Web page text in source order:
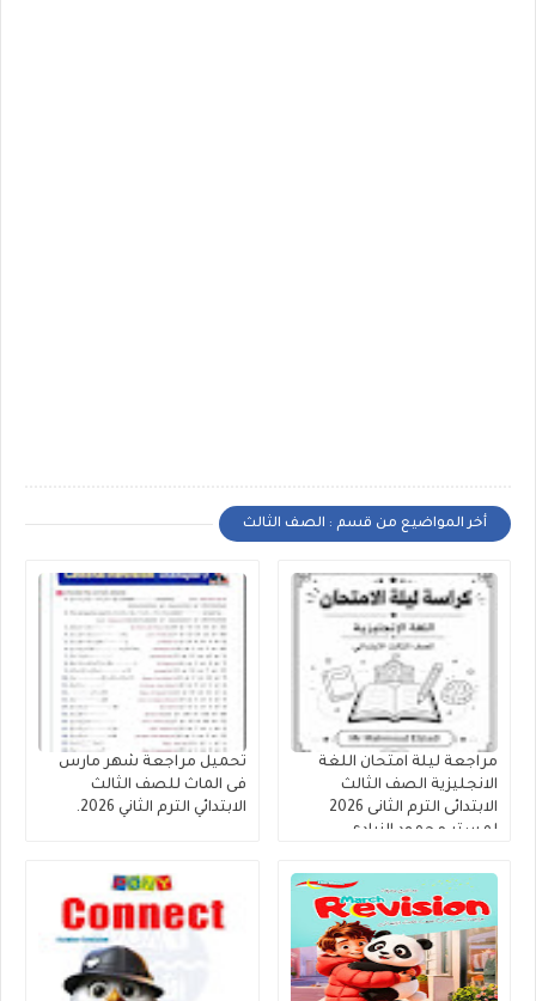
أخر المواضيع من قسم : الصف الثالث
مراجعة ليلة امتحان اللغة
الانجليزية الصف الثالث
الابتدائى الترم الثانى 2026
لمستر محمود الزيادى
تحميل مراجعة شهر مارس
فى الماث للصف الثالث
الابتدائي الترم الثاني 2026.